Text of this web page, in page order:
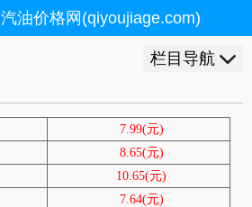
汽油价格网(qiyoujiage.com)
栏目导航
7.99(元)
8.65(元)
10.65(元)
7.64(元)